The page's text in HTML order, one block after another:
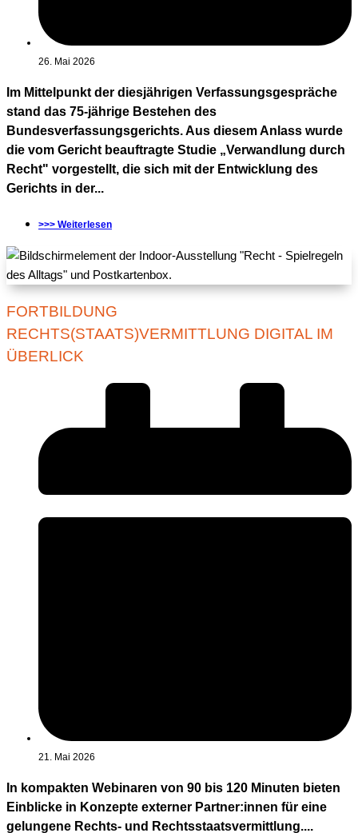
26. Mai 2026
Im Mittelpunkt der diesjährigen Verfassungsgespräche
stand das 75-jährige Bestehen des
Bundesverfassungsgerichts. Aus diesem Anlass wurde
die vom Gericht beauftragte Studie „Verwandlung durch
Recht" vorgestellt, die sich mit der Entwicklung des
Gerichts in der...
>>> Weiterlesen
FORTBILDUNG
RECHTS(STAATS)VERMITTLUNG DIGITAL IM
ÜBERLICK
21. Mai 2026
In kompakten Webinaren von 90 bis 120 Minuten bieten
Einblicke in Konzepte externer Partner:innen für eine
gelungene Rechts- und Rechtsstaatsvermittlung....